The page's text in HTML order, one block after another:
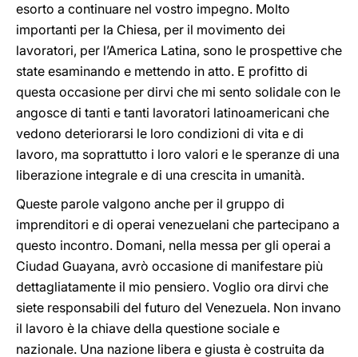
esorto a continuare nel vostro impegno. Molto
importanti per la Chiesa, per il movimento dei
lavoratori, per l’America Latina, sono le prospettive che
state esaminando e mettendo in atto. E profitto di
questa occasione per dirvi che mi sento solidale con le
angosce di tanti e tanti lavoratori latinoamericani che
vedono deteriorarsi le loro condizioni di vita e di
lavoro, ma soprattutto i loro valori e le speranze di una
liberazione integrale e di una crescita in umanità.
Queste parole valgono anche per il gruppo di
imprenditori e di operai venezuelani che partecipano a
questo incontro. Domani, nella messa per gli operai a
Ciudad Guayana, avrò occasione di manifestare più
dettagliatamente il mio pensiero. Voglio ora dirvi che
siete responsabili del futuro del Venezuela. Non invano
il lavoro è la chiave della questione sociale e
nazionale. Una nazione libera e giusta è costruita da